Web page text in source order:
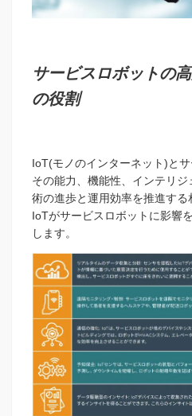
サービスロボットの
の役割
IoT(モノのインターネット)とサ
その能力、機能性、インテリ
術の進歩と運用効率を推進する
IoTがサービスロボットに影響
します。